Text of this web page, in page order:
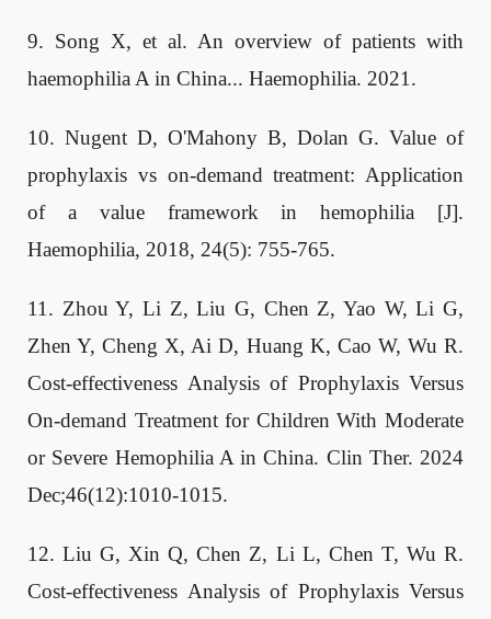
9. Song X, et al. An overview of patients with
haemophilia A in China... Haemophilia. 2021.
10. Nugent D, O'Mahony B, Dolan G. Value of
prophylaxis vs on-demand treatment: Application
of a value framework in hemophilia [J].
Haemophilia, 2018, 24(5): 755-765.
11. Zhou Y, Li Z, Liu G, Chen Z, Yao W, Li G,
Zhen Y, Cheng X, Ai D, Huang K, Cao W, Wu R.
Cost-effectiveness Analysis of Prophylaxis Versus
On-demand Treatment for Children With Moderate
or Severe Hemophilia A in China. Clin Ther. 2024
Dec;46(12):1010-1015.
12. Liu G, Xin Q, Chen Z, Li L, Chen T, Wu R.
Cost-effectiveness Analysis of Prophylaxis Versus